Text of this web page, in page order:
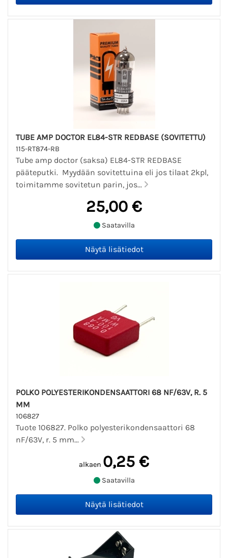
TUBE AMP DOCTOR EL84-STR REDBASE (SOVITETTU)
115-RT874-RB
Tube amp doctor (saksa) EL84-STR REDBASE
pääteputki. Myydään sovitettuina eli jos tilaat 2kpl,
toimitamme sovitetun parin, jos...
25,00 €
Saatavilla
POLKO POLYESTERIKONDENSAATTORI 68 NF/63V, R. 5
MM
106827
Tuote 106827. Polko polyesterikondensaattori 68
nF/63V, r. 5 mm...
alkaen 0,25 €
Saatavilla